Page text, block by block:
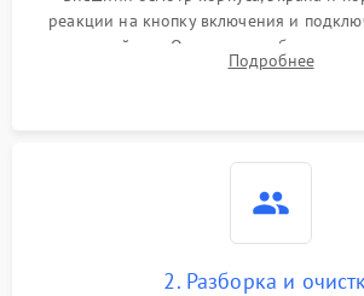
реакции на кнопку включения и
устройства. Оценка потребления
лабораторного блока питания для
Подробнее
2. Разборка и